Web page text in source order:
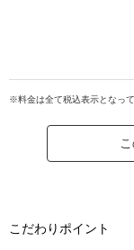
撮影料
着付け
その他含むもの
ハイクオリティレタッチ
【特典】①ウェルカムボ
※追加料金の心配なし。
※料金は全て税込表示となって
こだわりポイント